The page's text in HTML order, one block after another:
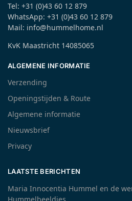
Tel: +31 (0)43 60 12 879
WhatsApp: +31 (0)43 60 12 879
Mail: info@hummelhome.nl
KvK Maastricht 14085065
ALGEMENE INFORMATIE
Verzending
Openingstijden & Route
Algemene informatie
Nieuwsbrief
Privacy
LAATSTE BERICHTEN
Maria Innocentia Hummel en de
Hummelbeeldjes